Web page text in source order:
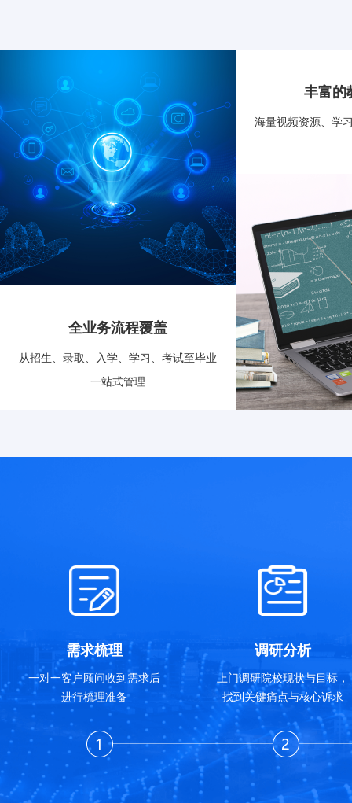
全业务流程覆盖
从招生、录取、入学、学习、考试至毕业
一站式管理
丰富的
海量视频资源、学
需求梳理
一对一客户顾问收到需求后
进行梳理准备
调研分析
上门调研院校现状与目标，
找到关键痛点与核心诉求